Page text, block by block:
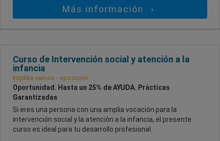
Más información
Curso de Intervención social y atención a la
infancia
Implika cursos - oposición
Oportunidad. Hasta un 25% de AYUDA. Prácticas
Garantizadas
Si eres una persona con una amplia vocación para la
intervención social y la atención a la infancia, el presente
curso es ideal para tu desarrollo profesional.